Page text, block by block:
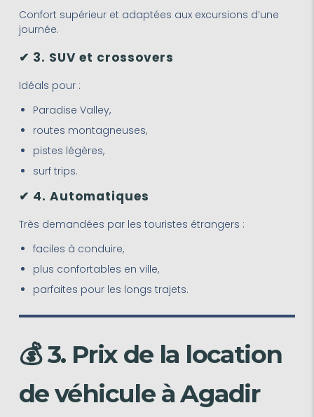
Confort supérieur et adaptées aux excursions d’une
journée.
✔ 3. SUV et crossovers
Idéals pour :
Paradise Valley,
routes montagneuses,
pistes légères,
surf trips.
✔ 4. Automatiques
Très demandées par les touristes étrangers :
faciles à conduire,
plus confortables en ville,
parfaites pour les longs trajets.
💰 3. Prix de la location
de véhicule à Agadir